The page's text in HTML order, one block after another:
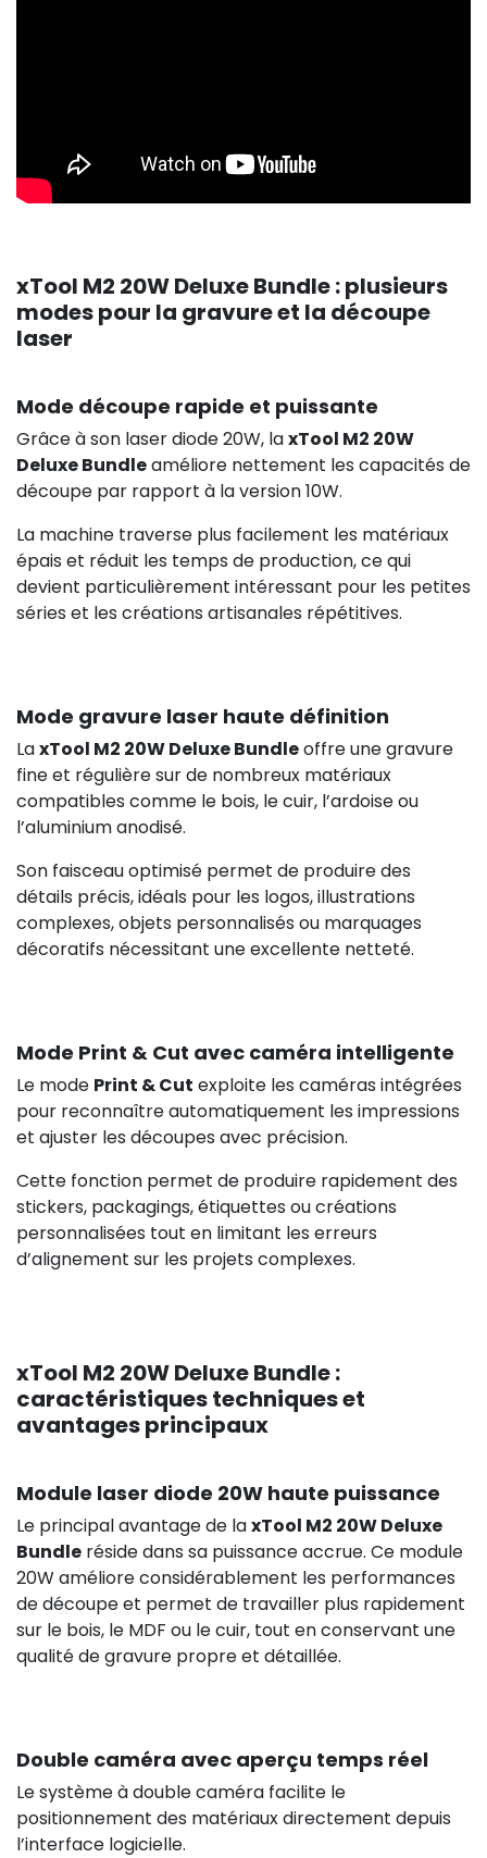
xTool M2 20W Deluxe Bundle : plusieurs
modes pour la gravure et la découpe
laser
Mode découpe rapide et puissante
Grâce à son laser diode 20W, laxTool M2 20W
Deluxe Bundleaméliore nettement les capacités de
découpe par rapport à la version 10W.
La machine traverse plus facilement les matériaux
épais et réduit les temps de production, ce qui
devient particulièrement intéressant pour les petites
séries et les créations artisanales répétitives.
Mode gravure laser haute définition
LaxTool M2 20W Deluxe Bundleoffre une gravure
fine et régulière sur de nombreux matériaux
compatibles comme le bois, le cuir, l’ardoise ou
l’aluminium anodisé.
Son faisceau optimisé permet de produire des
détails précis, idéals pour les logos, illustrations
complexes, objets personnalisés ou marquages
décoratifs nécessitant une excellente netteté.
Mode Print & Cut avec caméra intelligente
Le mode Print & Cut exploite les caméras intégrées
pour reconnaître automatiquement les impressions
et ajuster les découpes avec précision.
Cette fonction permet de produire rapidement des
stickers, packagings, étiquettes ou créations
personnalisées tout en limitant les erreurs
d’alignement sur les projets complexes.
xTool M2 20W Deluxe Bundle :
caractéristiques techniques et
avantages principaux
Module laser diode 20W haute puissance
Le principal avantage de laxTool M2 20W Deluxe
Bundle réside dans sa puissance accrue. Ce module
20W améliore considérablement les performances
de découpe et permet de travailler plus rapidement
sur le bois, le MDF ou le cuir, tout en conservant une
qualité de gravure propre et détaillée.
Double caméra avec aperçu temps réel
Le système à double caméra facilite le
positionnement des matériaux directement depuis
l’interface logicielle.